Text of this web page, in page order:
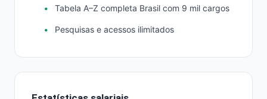
Tabela A–Z completa Brasil com 9 mil cargos
Pesquisas e acessos ilimitados